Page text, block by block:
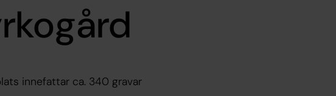
innefattar ca. 340 gravar